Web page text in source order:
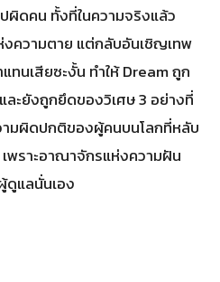
ผิดคน ทั้งที่ในความจริงแล้ว
งความตาย แต่กลับอันเชิญเทพ
นเสียซะงั้น ทำให้ Dream ถูก
ะยังถูกยึดของวิเศษ 3 อย่างที่
มผิดปกติของผู้คนบนโลกที่หลับ
เพราะอาณาจักรแห่งความฝัน
ดูแลนั่นเอง